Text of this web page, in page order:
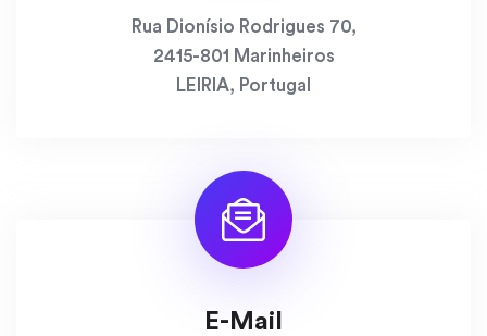
Rua Dionísio Rodrigues 70,
2415-801 Marinheiros
LEIRIA, Portugal
E-Mail